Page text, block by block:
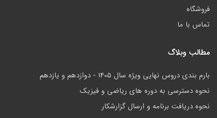
فروشگاه
تماس با ما
مطالب وبلاگ
بارم بندی دروس نهایی ویژه سال 1405 - دوازدهم و یازدهم
نحوه دسترسی به دوره های ریاضی و فیزیک
نحوه دریافت برنامه و ارسال گزارشکار